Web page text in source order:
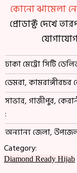
কোনো ঝামেলা
প্রোডাক্ট দেখে
ঢাকা মেট্রো সিটি
ডেমরা, কামরাঙ্গীরচর
সাভার, গাজীপুর,
:
অন্যান্য জেলা,
Category:
Diamond Ready Hijab